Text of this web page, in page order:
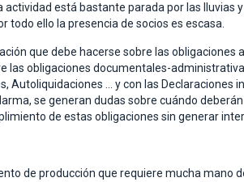
está bastante parada por las
todo ello la presencia de socios es escasa.
que debe hacerse sobre las
las obligaciones documentales-
Autoliquidaciones … y con las
se generan dudas sobre cuándo
de estas obligaciones sin generar
de producción que requiere mucha mano